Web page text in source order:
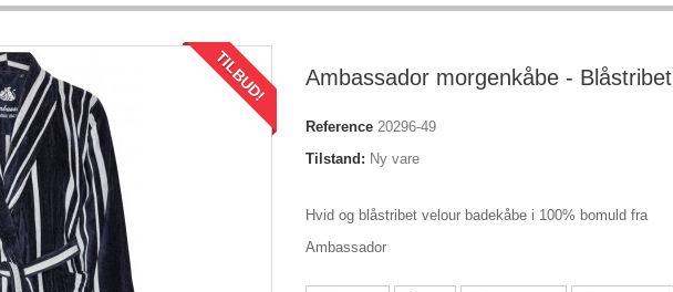
TILBUD! Ambassador morgenkåbe - Blåstribet
Reference 20296-49
Tilstand: Ny vare
Hvid og blåstribet velour badekåbe i 100% bomuld fra
Ambassador